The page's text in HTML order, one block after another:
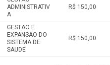
ADMINISTRATIV
A
R$ 150,00
GESTAO E
EXPANSAO DO
SISTEMA DE
SAUDE
R$ 150,00